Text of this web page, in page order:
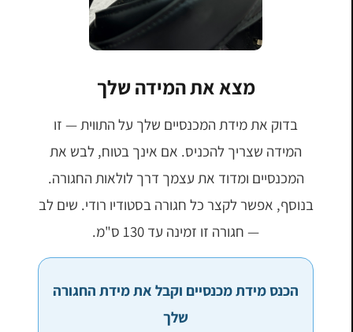
מצא את המידה שלך
בדוק את מידת המכנסיים שלך על התווית — זו
המידה שצריך להכניס. אם אינך בטוח, לבש את
המכנסיים ומדוד את עצמך דרך לולאות החגורה.
בנוסף, אפשר לקצר כל חגורה בסטודיו רודי. שים לב
— חגורה זו זמינה עד 130 ס"מ.
הכנס מידת מכנסיים וקבל את מידת החגורה
שלך